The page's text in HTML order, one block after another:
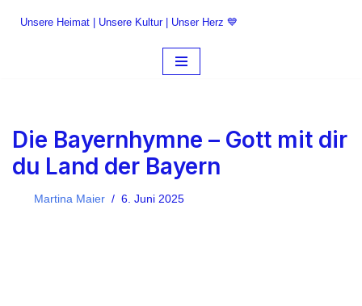
Unsere Heimat | Unsere Kultur | Unser Herz 💙
Die Bayernhymne – Gott mit dir
du Land der Bayern
Martina Maier 6. Juni 2025